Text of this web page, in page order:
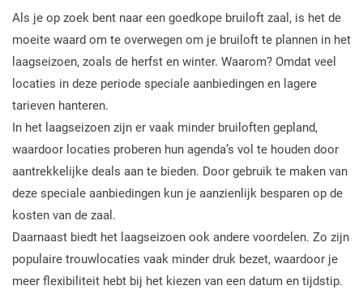
Als je op zoek bent naar een goedkope bruiloft zaal, is het de
moeite waard om te overwegen om je bruiloft te plannen in het
laagseizoen, zoals de herfst en winter. Waarom? Omdat veel
locaties in deze periode speciale aanbiedingen en lagere
tarieven hanteren.
In het laagseizoen zijn er vaak minder bruiloften gepland,
waardoor locaties proberen hun agenda’s vol te houden door
aantrekkelijke deals aan te bieden. Door gebruik te maken van
deze speciale aanbiedingen kun je aanzienlijk besparen op de
kosten van de zaal.
Daarnaast biedt het laagseizoen ook andere voordelen. Zo zijn
populaire trouwlocaties vaak minder druk bezet, waardoor je
meer flexibiliteit hebt bij het kiezen van een datum en tijdstip.